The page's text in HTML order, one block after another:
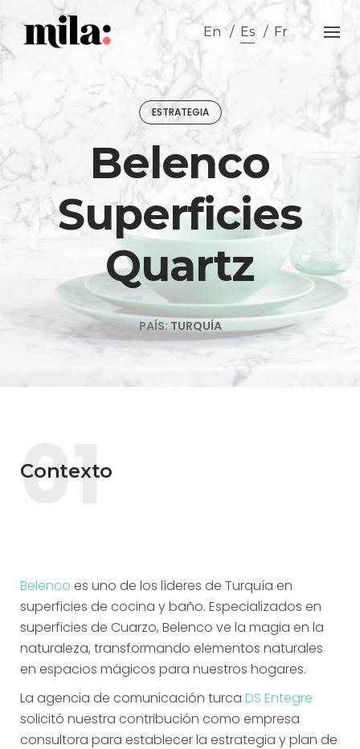
to
content
En Es Fr
ESTRATEGIA
Belenco
Superficies
Quartz
PAÍS:TURQUÍA
01
Contexto
Belenco es uno de los líderes de Turquía en
superficies de cocina y baño. Especializados en
superficies de Cuarzo, Belenco ve la magia en la
naturaleza, transformando elementos naturales
en espacios mágicos para nuestros hogares.
La agencia de comunicación turca DS Entegre
solicitó nuestra contribución como empresa
consultora para establecer la estrategia y plan de